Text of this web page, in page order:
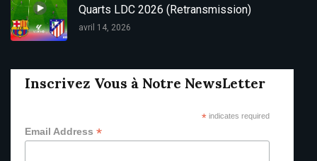
Quarts LDC 2026 (Retransmission)
avril 14, 2026
Inscrivez Vous à Notre NewsLetter
*indicates required
Email Address *